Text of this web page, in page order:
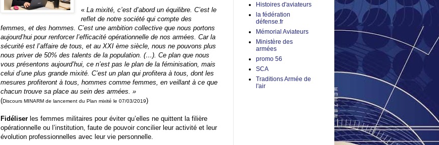
«La mixité, c’est d’abord un équilibre. C’est le
reflet de notre société qui compte des
femmes, et des hommes. C’est une ambition collective que nous portons
aujourd’hui pour renforcer l’efficacité opérationnelle de nos armées. Car la
sécurité est l’affaire de tous, et au XXI ème siècle, nous ne pouvons plus
nous priver de 50% des talents de la population. (…). Ce plan que nous
vous présentons aujourd’hui, ce n’est pas le plan de la féminisation, mais
celui d’une plus grande mixité. C’est un plan qui profitera à tous, dont les
mesures profiteront à tous, hommes comme femmes, en veillant à ce que
chacun trouve sa place au sein des armées. »
(Discours MINARM de lancement du Plan mixité le 07/03/2019)
Fidéliser les femmes militaires pour éviter qu’elles ne quittent la filière
opérationnelle ou l’institution, faute de pouvoir concilier leur activité et leur
évolution professionnelles avec leur vie personnelle.
Histoires d'aviateurs
la fédération
défense.fr
Mémorial Aviateurs
Ministère des
armées
promo 56
SCA
Traditions Armée de
l'air